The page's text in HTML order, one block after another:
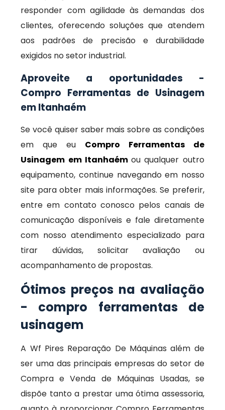
responder com agilidade às demandas dos
clientes, oferecendo soluções que atendem
aos padrões de precisão e durabilidade
exigidos no setor industrial.
Aproveite a oportunidades -
Compro Ferramentas de Usinagem
em Itanhaém
Se você quiser saber mais sobre as condições
em que eu Compro Ferramentas de
Usinagem em Itanhaémou qualquer outro
equipamento, continue navegando em nosso
site para obter mais informações. Se preferir,
entre em contato conosco pelos canais de
comunicação disponíveis e fale diretamente
com nosso atendimento especializado para
tirar dúvidas, solicitar avaliação ou
acompanhamento de propostas.
Ótimos preços na avaliação
- compro ferramentas de
usinagem
A Wf Pires Reparação De Máquinas além de
ser uma das principais empresas do setor de
Compra e Venda de Máquinas Usadas, se
dispõe tanto a prestar uma ótima assessoria,